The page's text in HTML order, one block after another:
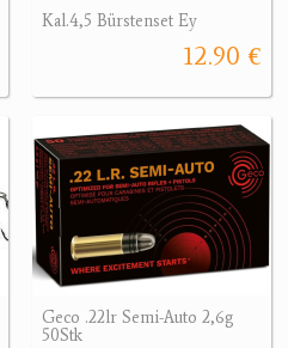
Kal.4,5 Bürstenset Ey
12.90 €
Geco .22lr Semi-Auto 2,6g
50Stk